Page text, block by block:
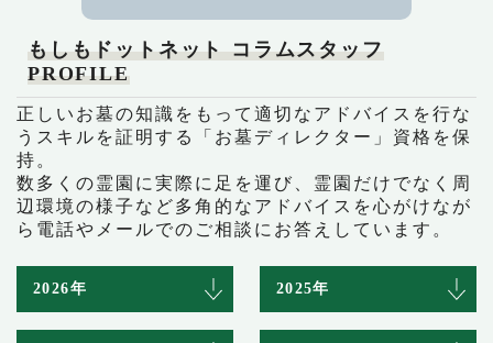
もしもドットネット コラムスタッフ
PROFILE
正しいお墓の知識をもって適切なアドバイスを行な
うスキルを証明する「お墓ディレクター」資格を保
持。
数多くの霊園に実際に足を運び、霊園だけでなく周
辺環境の様子など多角的なアドバイスを心がけなが
ら電話やメールでのご相談にお答えしています。
2026年 2025年